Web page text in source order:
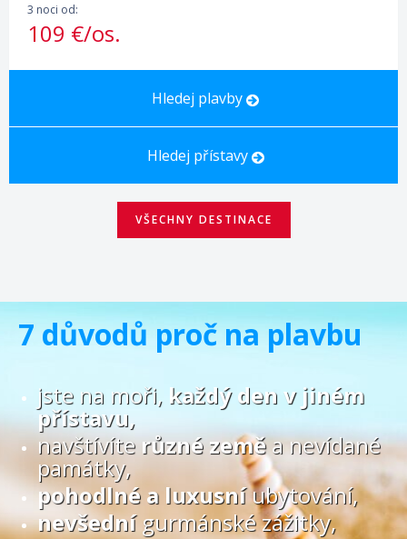
3 noci od:
109 €/os.
Hledej plavby
Hledej přístavy
VŠECHNY DESTINACE
7 důvodů proč naplavbu
jste na moři, každý den v jiném
přístavu,
navštívíterůzné zeměa nevídané
památky,
pohodlné a luxusníubytování,
nevšednígurmánské zážitky,